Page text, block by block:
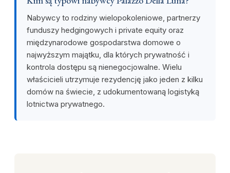
Nabywcy to rodziny wielopokoleniowe, partnerzy
funduszy hedgingowych i private equity oraz
międzynarodowe gospodarstwa domowe o
najwyższym majątku, dla których prywatność i
kontrola dostępu są nienegocjowalne. Wielu
właścicieli utrzymuje rezydencję jako jeden z kilku
domów na świecie, z udokumentowaną logistyką
lotnictwa prywatnego.